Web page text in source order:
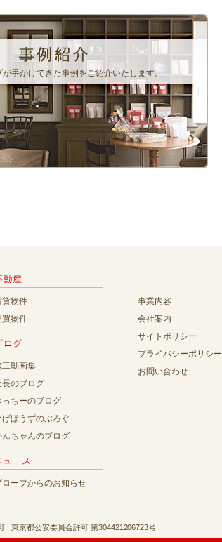
手がけてきた事例をご紹介いたします。
貸物件
買物件
工動画集
長のブログ
っちーのブログ
げぼうずのぶろぐ
んちゃんのブログ
ローブからのお知らせ
事業内容
会社案内
サイトポリシー
プライバシーポリシー
お問い合わせ
| 東京都公安委員会許可 第304421206723号